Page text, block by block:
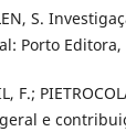
S.
Porto Editora,
F.;
e